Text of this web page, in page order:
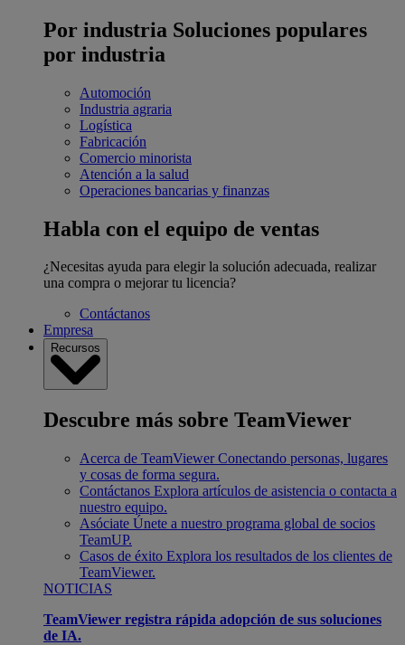
Por industria Soluciones populares
por industria
Automoción
Industria agraria
Logística
Fabricación
Comercio minorista
Atención a la salud
Operaciones bancarias y finanzas
Habla con el equipo de ventas
¿Necesitas ayuda para elegir la solución adecuada, realizar
una compra o mejorar tu licencia?
Contáctanos
Empresa
Recursos
Descubre más sobre TeamViewer
Acerca de TeamViewer Conectando personas, lugares
y cosas de forma segura.
Contáctanos Explora artículos de asistencia o contacta a
nuestro equipo.
Asóciate Únete a nuestro programa global de socios
TeamUP.
Casos de éxito Explora los resultados de los clientes de
TeamViewer.
NOTICIAS
TeamViewer registra rápida adopción de sus soluciones
de IA.